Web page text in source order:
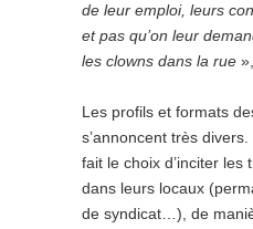
de leur emploi, leurs
et pas qu’on leur
les clowns dans la rue
Les profils et formats
s’annoncent très
fait le choix d’inciter les
dans leurs locaux
de syndicat…), de